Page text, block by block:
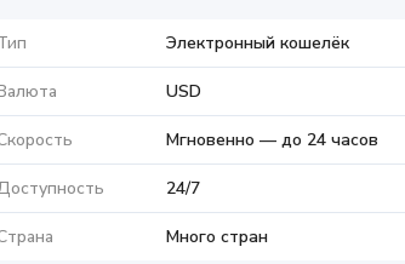
Электронный кошелёк
USD
Мгновенно — до 24 часов
24/7
Много стран